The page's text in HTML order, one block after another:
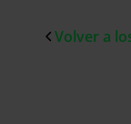
Volver a